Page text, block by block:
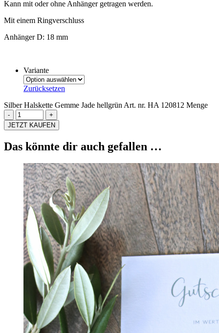
Kann mit oder ohne Anhänger getragen werden.
Mit einem Ringverschluss
Anhänger D: 18 mm
Variante
Zurücksetzen
Silber Halskette Gemme Jade hellgrün Art. nr. HA 120812 Menge
JETZT KAUFEN
Das könnte dir auch gefallen …